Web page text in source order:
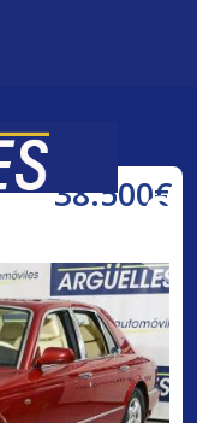
Buscar
38.500€